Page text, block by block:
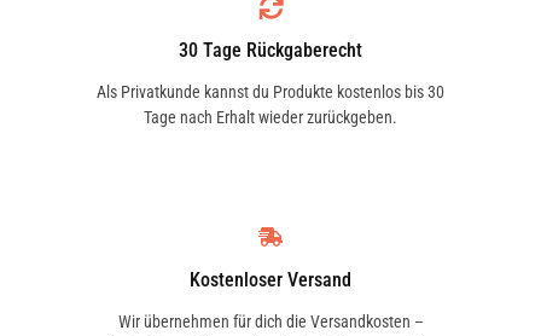
30 Tage Rückgaberecht
Als Privatkunde kannst du Produkte kostenlos bis 30
Tage nach Erhalt wieder zurückgeben.
Kostenloser Versand
Wir übernehmen für dich die Versandkosten –